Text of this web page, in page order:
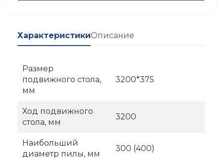
ХарактеристикиОписание
Размер
подвижного стола,
мм
3200*375
Ход подвижного
стола, мм
3200
Наибольший
диаметр пилы, мм
300 (400)